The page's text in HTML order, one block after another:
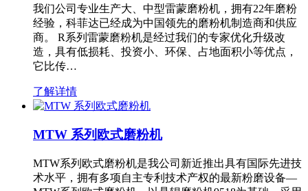
我们公司专业生产大、中型雷蒙磨粉机，拥有22年磨粉
经验，科菲达已经成为中国领先的磨粉机制造商和供应
商。 R系列雷蒙磨粉机是经过我们的专家优化升级改
造，具有低损耗、投资小、环保、占地面积小等优点，
它比传…
了解详情
MTW 系列欧式磨粉机
MTW系列欧式磨粉机是我公司新近推出具有国际先进技
术水平，拥有多项自主专利技术产权的最新粉磨设备—